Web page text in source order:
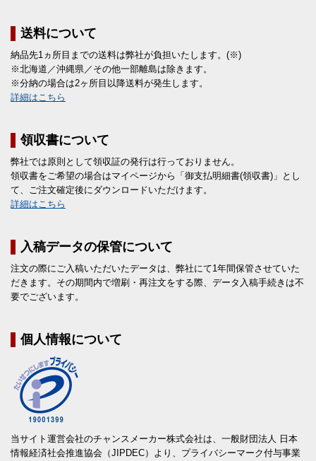
送料について
納品先1ヵ所目までの送料は弊社が負担いたします。(※)
※北海道／沖縄県／その他一部離島は除きます。
※分納の場合は2ヶ所目以降送料が発生します。
詳細はこちら
領収書について
弊社では原則として領収証の発行は行っておりません。
領収書をご希望の場合はマイページから「御支払明細書(領収書)」とし
て、ご注文確定後にダウンロードいただけます。
詳細はこちら
入稿データの保管について
注文の際にご入稿いただいたデータは、弊社にて1年間保管させていた
だきます。その期間内で増刷・再注文をする際、データ入稿手続きは不
要でございます。
個人情報について
当サイト運営会社のチャンスメーカー株式会社は、一般財団法人 日本
情報経済社会推進協会（JIPDEC）より、プライバシーマーク付与事業